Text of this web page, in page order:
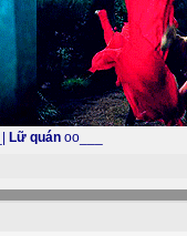
Lữ quán oo___